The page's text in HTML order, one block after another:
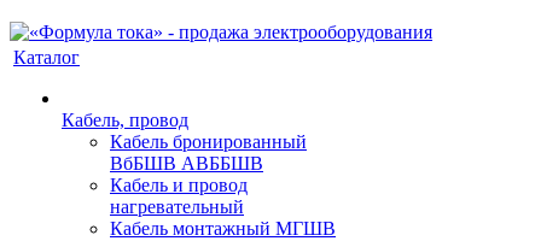
Каталог
Кабель, провод
Кабель бронированный
ВбБШВ АВББШВ
Кабель и провод
нагревательный
Кабель монтажный МГШВ